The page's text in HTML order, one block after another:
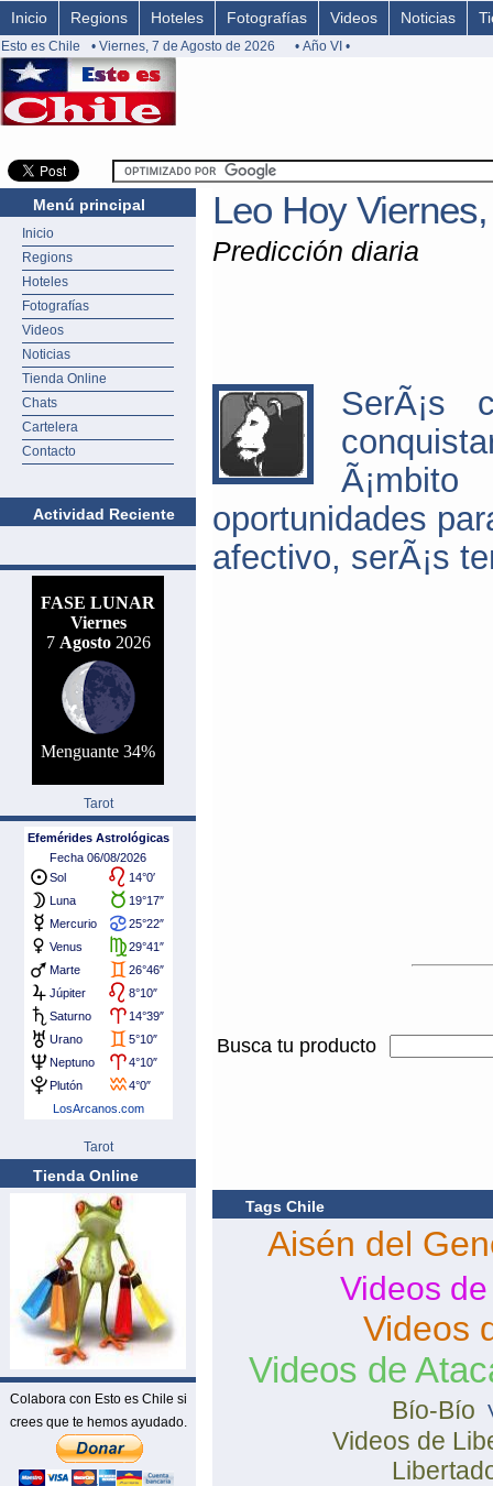
Inicio Regions Hoteles Fotografías Videos Noticias
Esto es Chile • Viernes, 7 de Agosto de 2026 • Año VI •
Menú principal
Inicio
Regions
Hoteles
Fotografías
Videos
Noticias
Tienda Online
Chats
Cartelera
Contacto
Actividad Reciente
Tarot
Tarot
Tienda Online
Colabora con Esto es Chile si
crees que te hemos ayudado.
Leo Hoy
Predicción diaria
SerÃ¡s
oportunidades
afectivo, serÃ¡s
Busca tu producto
Tags Chile
Aisén del
Videos
Videos
Videos de
Bío-Bío
Videos de